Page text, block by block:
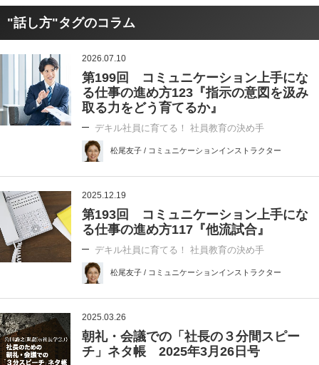
"話し方"タグのコラム
2026.07.10
第199回 コミュニケーション上手にな
る仕事の進め方123『指示の意図を汲み
取る力をどう育てるか』
デキル社員に育てる！ 社員教育の決め手
松尾友子 / コミュニケーションインストラクター
2025.12.19
第193回 コミュニケーション上手にな
る仕事の進め方117『他流試合』
デキル社員に育てる！ 社員教育の決め手
松尾友子 / コミュニケーションインストラクター
2025.03.26
朝礼・会議での「社長の３分間スピー
チ」ネタ帳 2025年3月26日号